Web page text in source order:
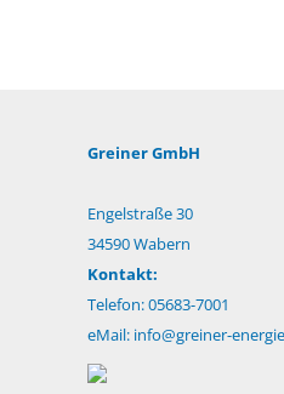
Greiner GmbH
Engelstraße 30
34590 Wabern
Kontakt:
Telefon: 05683-7001
eMail: info@greiner-